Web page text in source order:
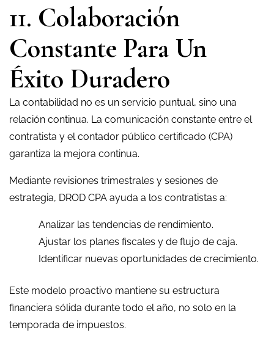
11. Colaboración
Constante Para Un
Éxito Duradero
La contabilidad no es un servicio puntual, sino una
relación continua. La comunicación constante entre el
contratista y el contador público certificado (CPA)
garantiza la mejora continua.
Mediante revisiones trimestrales y sesiones de
estrategia, DROD CPA ayuda a los contratistas a:
Analizar las tendencias de rendimiento.
Ajustar los planes fiscales y de flujo de caja.
Identificar nuevas oportunidades de crecimiento.
Este modelo proactivo mantiene su estructura
financiera sólida durante todo el año, no solo en la
temporada de impuestos.